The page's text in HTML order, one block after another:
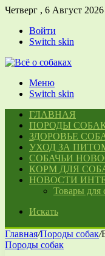
Четверг , 6 Август 2026
Войти
Switch skin
Меню
Switch skin
ГЛАВНАЯ
ПОРОДЫ
ЗДОРОВЬЕ
УХОД ЗА
СОБАЧЬИ
КОРМ ДЛЯ
НОВОСТИ
Товары для
Искать
Главная/Породы собак/
Породы собак